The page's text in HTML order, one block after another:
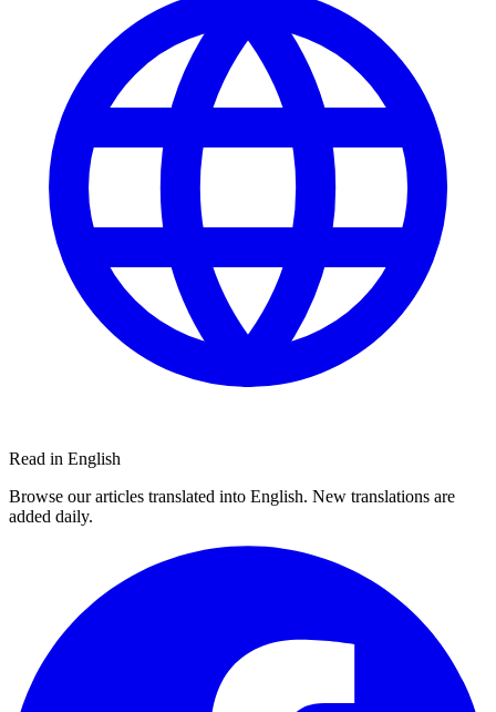
Read in English
Browse our articles translated into English. New translations are
added daily.